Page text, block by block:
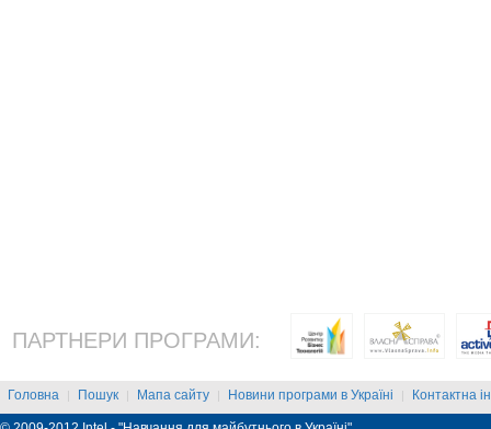
ПАРТНЕРИ ПРОГРАМИ:
Головна | Пошук | Мапа сайту | Новини програми в Україні | Контактна